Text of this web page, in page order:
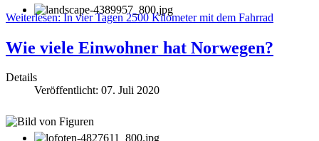
Weiterlesen: In vier Tagen 2500 Kilometer mit dem Fahrrad
Wie viele Einwohner hat Norwegen?
Details
Veröffentlicht: 07. Juli 2020